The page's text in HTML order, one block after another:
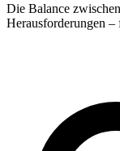
Die Balance
Herausforderungen